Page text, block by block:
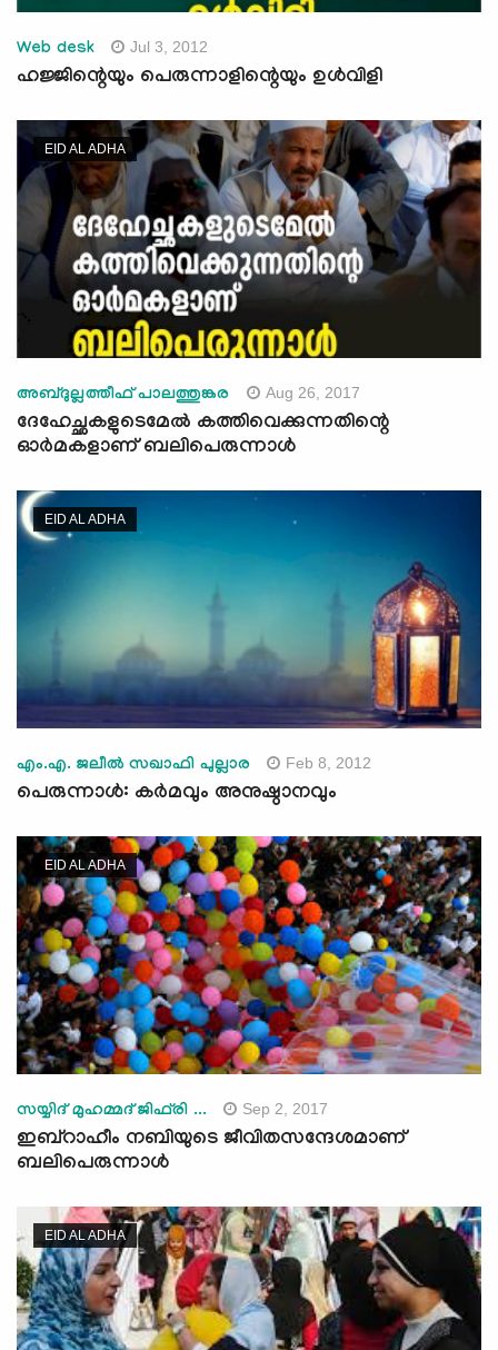
Web desk Jul 3, 2012
ഹജ്ജിന്റെയും പെരുന്നാളിന്റെയും ഉള്‍വിളി
EID AL ADHA
അബ്ദുല്ലത്തീഫ് പാലത്തുങ്കര Aug 26, 2017
ദേഹേച്ഛകളുടെമേല്‍ കത്തിവെക്കുന്നതിന്റെ
ഓര്‍മകളാണ് ബലിപെരുന്നാള്‍
EID AL ADHA
എം.എ. ജലീല്‍ സഖാഫി പുല്ലാര Feb 8, 2012
പെരുന്നാള്‍: കര്‍മവും അനുഷ്ഠാനവും
EID AL ADHA
സയ്യിദ് മുഹമ്മദ് ജിഫ്‌രി ... Sep 2, 2017
ഇബ്‌റാഹീം നബിയുടെ ജീവിതസന്ദേശമാണ്
ബലിപെരുന്നാള്‍
EID AL ADHA